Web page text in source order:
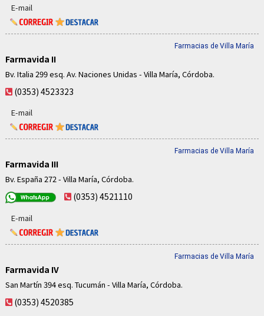
E-mail
Farmacias de Villa María
Farmavida II
Bv. Italia 299 esq. Av. Naciones Unidas - Villa María, Córdoba.
(0353) 4523323
E-mail
Farmacias de Villa María
Farmavida III
Bv. España 272 - Villa María, Córdoba.
(0353) 4521110
E-mail
Farmacias de Villa María
Farmavida IV
San Martín 394 esq. Tucumán - Villa María, Córdoba.
(0353) 4520385